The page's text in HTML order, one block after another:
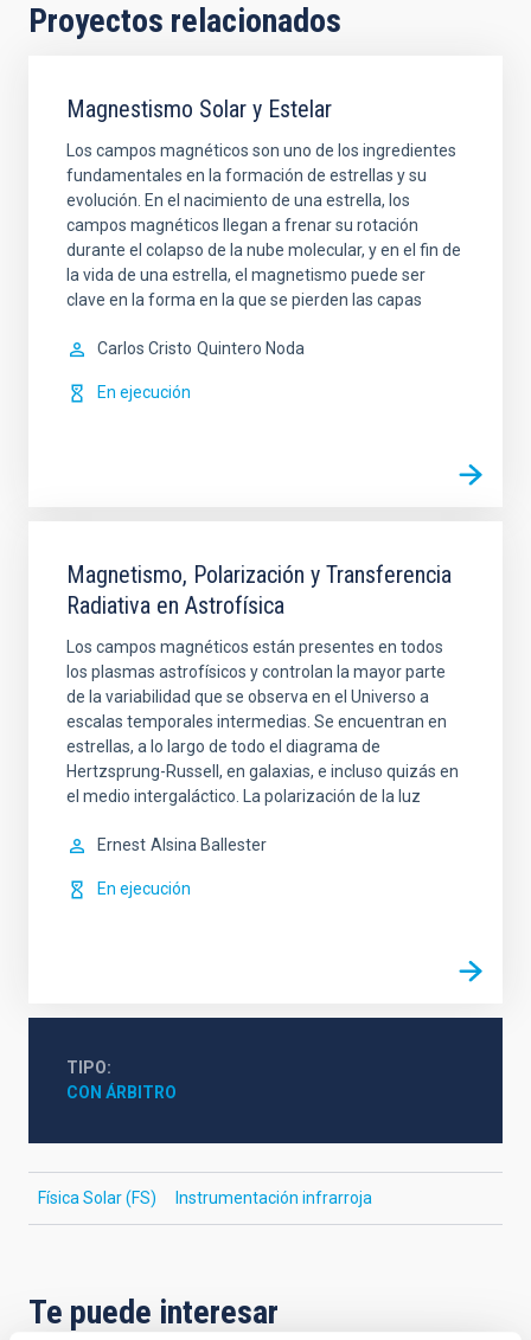
Proyectos relacionados
Magnestismo Solar y Estelar
Los campos magnéticos son uno de los ingredientes
fundamentales en la formación de estrellas y su
evolución. En el nacimiento de una estrella, los
campos magnéticos llegan a frenar su rotación
durante el colapso de la nube molecular, y en el fin de
la vida de una estrella, el magnetismo puede ser
clave en la forma en la que se pierden las capas
Carlos Cristo Quintero Noda
En ejecución
Magnetismo, Polarización y Transferencia
Radiativa en Astrofísica
Los campos magnéticos están presentes en todos
los plasmas astrofísicos y controlan la mayor parte
de la variabilidad que se observa en el Universo a
escalas temporales intermedias. Se encuentran en
estrellas, a lo largo de todo el diagrama de
Hertzsprung-Russell, en galaxias, e incluso quizás en
el medio intergaláctico. La polarización de la luz
Ernest Alsina Ballester
En ejecución
TIPO
CON ÁRBITRO
Física Solar (FS) Instrumentación infrarroja
Te puede interesar